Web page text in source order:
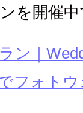
を開催中
ン｜
でフォト